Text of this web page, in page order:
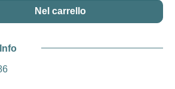
la quantità
Nel carrello
Info